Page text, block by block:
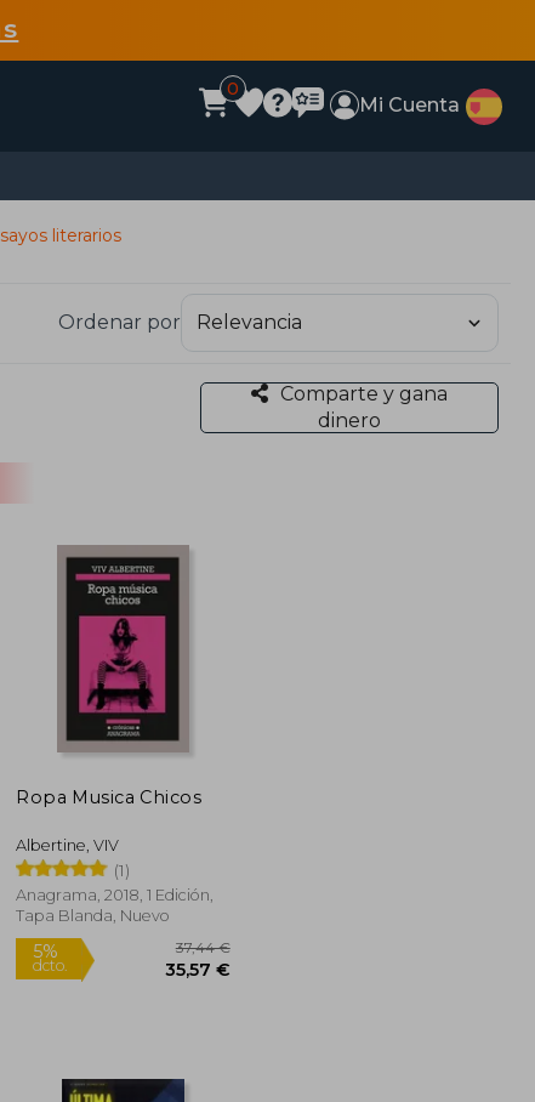
0
Mi Cuenta
literarios
Ordenar por
Comparte y gana
dinero
16,87 €
Ropa Musica Chicos
Albertine, VIV
(1)
Anagrama, 2018, 1 Edición,
Tapa Blanda, Nuevo